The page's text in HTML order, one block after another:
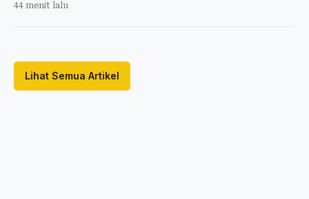
44 menit lalu
Lihat Semua Artikel